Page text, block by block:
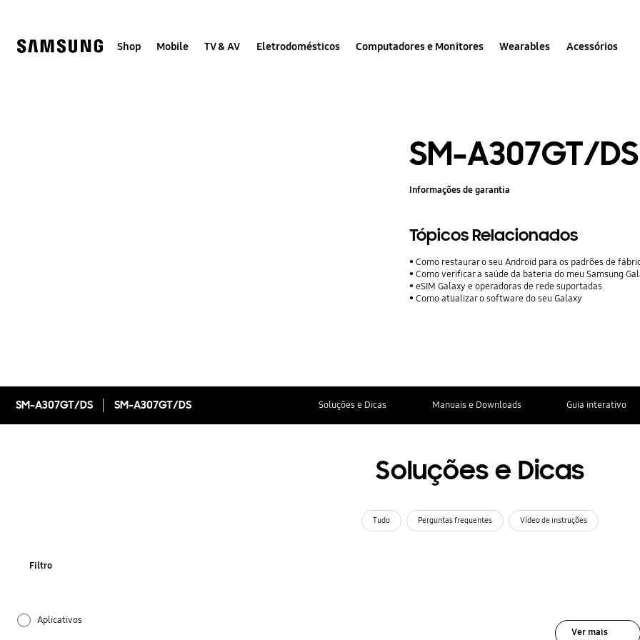
Shop Mobile TV & AV Eletrodomésticos Computadores e Monitores Wearables Acessórios
SM-A307GT/DS
Informações de garantia
Tópicos Relacionados
Como restaurar o seu Android para os padrões de
Como verificar a saúde da bateria do meu Samsung
eSIM Galaxy e operadoras de rede suportadas
Como atualizar o software do seu Galaxy
SM-A307GT/DS SM-A307GT/DS Soluções e Dicas Manuais e Downloads Guia interativo
Soluções e Dicas
Tudo Perguntas frequentes Vídeo de instruções
Filtro
Aplicativos
Ver mais